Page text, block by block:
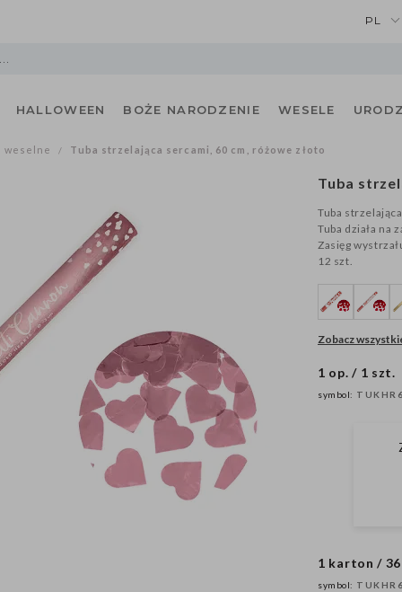
PL
HALLOWEEN BOŻE NARODZENIE WESELE
weselne / Tuba strzelająca sercami, 60 cm, różowe złoto
Tuba
Tuba
Tuba działa na
Zasięg
12 szt.
Zobacz
1 op. / 1 szt.
symbol:
1 karton /
symbol: